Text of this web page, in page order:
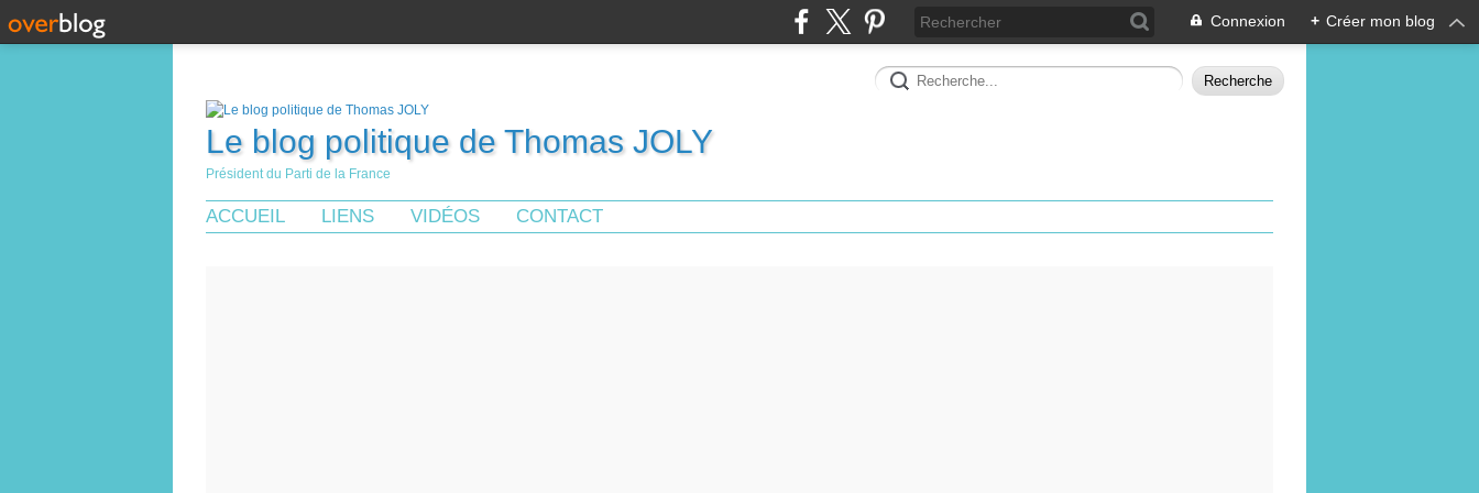
Connexion + Créer mon blog
Le blog politique de Thomas JOLY
Président du Parti de la France
ACCUEIL LIENS VIDÉOS CONTACT